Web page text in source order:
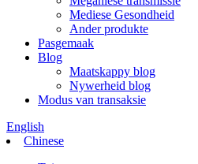
Mediese Gesondheid
Ander produkte
Pasgemaak
Blog
Maatskappy blog
Nywerheid blog
Modus van transaksie
English
Chinese